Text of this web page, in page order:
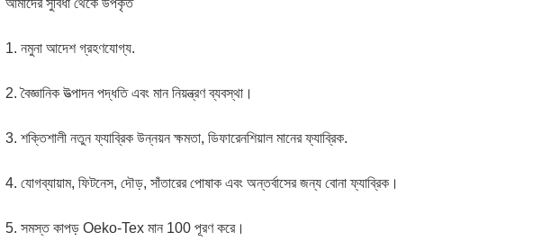
আমাদের সুবিধা থেকে উপকৃত
1. নমুনা আদেশ গ্রহণযোগ্য.
2. বৈজ্ঞানিক উত্পাদন পদ্ধতি এবং মান নিয়ন্ত্রণ ব্যবস্থা।
3. শক্তিশালী নতুন ফ্যাব্রিক উন্নয়ন ক্ষমতা, ডিফারেনশিয়াল মানের ফ্যাব্রিক.
4. যোগব্যায়াম, ফিটনেস, দৌড়, সাঁতারের পোষাক এবং অন্তর্বাসের জন্য বোনা ফ্যাব্রিক।
5. সমস্ত কাপড় Oeko-Tex মান 100 পূরণ করে।